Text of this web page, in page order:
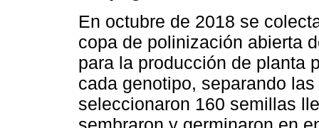
En octubre de 2018 se
copa de polinización abierta
para la producción de planta
cada genotipo, separando
seleccionaron 160 semillas